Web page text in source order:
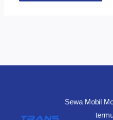
Sewa Mobil